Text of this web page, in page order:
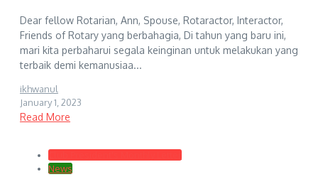
Dear fellow Rotarian, Ann, Spouse, Rotaractor, Interactor,
Friends of Rotary yang berbahagia, Di tahun yang baru ini,
mari kita perbaharui segala keinginan untuk melakukan yang
terbaik demi kemanusiaa...
ikhwanul
January 1, 2023
Read More
News